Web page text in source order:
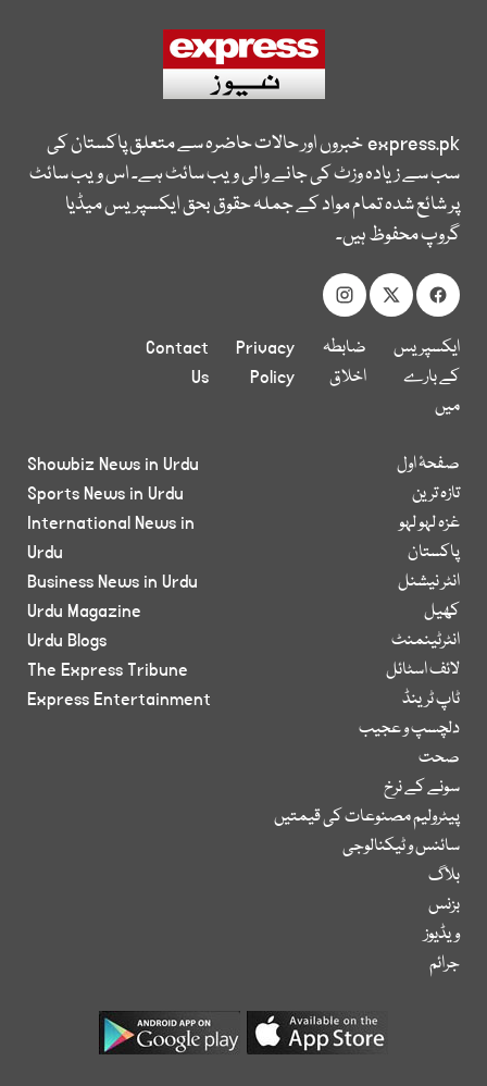
express.pkخبروں اور حالات حاضرہ سے متعلق پاکستان کی
سب سے زیادہ وزٹ کی جانے والی ویب سائٹ ہے۔ اس ویب سائٹ
پر شائع شدہ تمام مواد کے جملہ حقوق بحق ایکسپریس میڈیا
گروپ محفوظ ہیں۔
ایکسپریس
کے بارے
میں
ضابطہ
اخلاق
Privacy
Policy
Contact
Us
صفحۂ اول
تازہ ترین
غزہ لہو لہو
پاکستان
انٹر نیشنل
کھیل
انٹرٹینمنٹ
لائف اسٹائل
ٹاپ ٹرینڈ
دلچسپ و عجیب
صحت
سونے کے نرخ
پیٹرولیم مصنوعات کی قیمتیں
سائنس و ٹیکنالوجی
بلاگ
بزنس
ویڈیوز
جرائم
Showbiz News in Urdu
Sports News in Urdu
International News in
Urdu
Business News in Urdu
Urdu Magazine
Urdu Blogs
The Express Tribune
Express Entertainment